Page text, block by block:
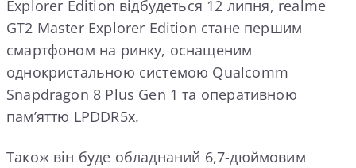
Explorer Edition відбудеться 12 липня, realme
GT2 Master Explorer Edition стане першим
смартфоном на ринку, оснащеним
однокристальною системою Qualcomm
Snapdragon 8 Plus Gen 1 та оперативною
пам’яттю LPDDR5x.
Також він буде обладнаний 6,7-дюймовим